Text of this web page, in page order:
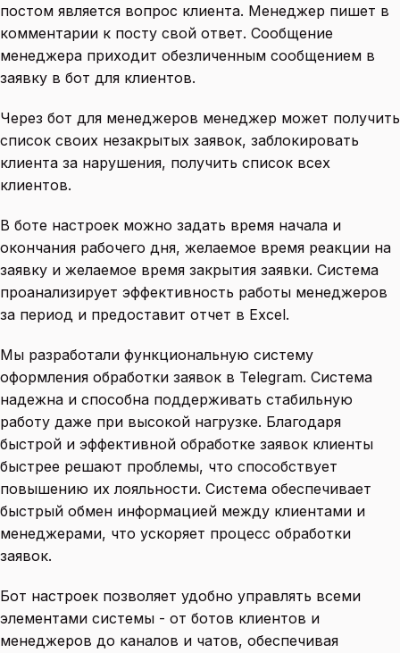
постом является вопрос клиента. Менеджер пишет в
комментарии к посту свой ответ. Сообщение
менеджера приходит обезличенным сообщением в
заявку в бот для клиентов.
Через бот для менеджеров менеджер может получить
список своих незакрытых заявок, заблокировать
клиента за нарушения, получить список всех
клиентов.
В боте настроек можно задать время начала и
окончания рабочего дня, желаемое время реакции на
заявку и желаемое время закрытия заявки. Система
проанализирует эффективность работы менеджеров
за период и предоставит отчет в Excel.
Мы разработали функциональную систему
оформления обработки заявок в Telegram. Система
надежна и способна поддерживать стабильную
работу даже при высокой нагрузке. Благодаря
быстрой и эффективной обработке заявок клиенты
быстрее решают проблемы, что способствует
повышению их лояльности. Система обеспечивает
быстрый обмен информацией между клиентами и
менеджерами, что ускоряет процесс обработки
заявок.
Бот настроек позволяет удобно управлять всеми
элементами системы - от ботов клиентов и
менеджеров до каналов и чатов, обеспечивая